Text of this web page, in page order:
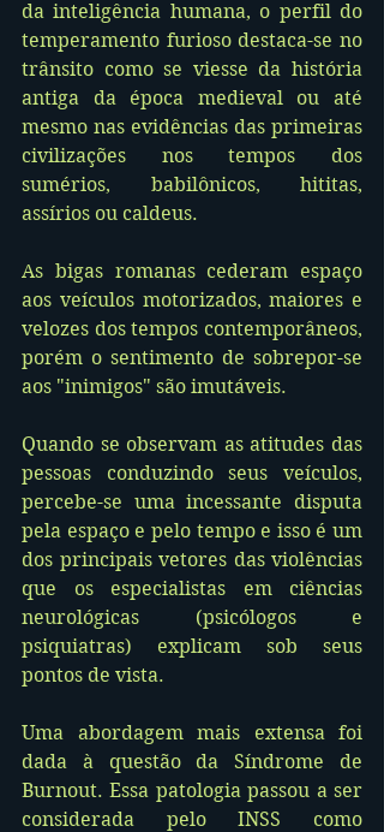
da inteligência humana, o perfil do
temperamento furioso destaca-se no
trânsito como se viesse da história
antiga da época medieval ou até
mesmo nas evidências das primeiras
civilizações nos tempos dos
sumérios, babilônicos, hititas,
assírios ou caldeus.
As bigas romanas cederam espaço
aos veículos motorizados, maiores e
velozes dos tempos contemporâneos,
porém o sentimento de sobrepor-se
aos "inimigos" são imutáveis.
Quando se observam as atitudes das
pessoas conduzindo seus veículos,
percebe-se uma incessante disputa
pela espaço e pelo tempo e isso é um
dos principais vetores das violências
que os especialistas em ciências
neurológicas (psicólogos e
psiquiatras) explicam sob seus
pontos de vista.
Uma abordagem mais extensa foi
dada à questão da Síndrome de
Burnout. Essa patologia passou a ser
considerada pelo INSS como